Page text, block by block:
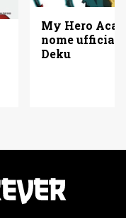
My Hero
nome
Deku